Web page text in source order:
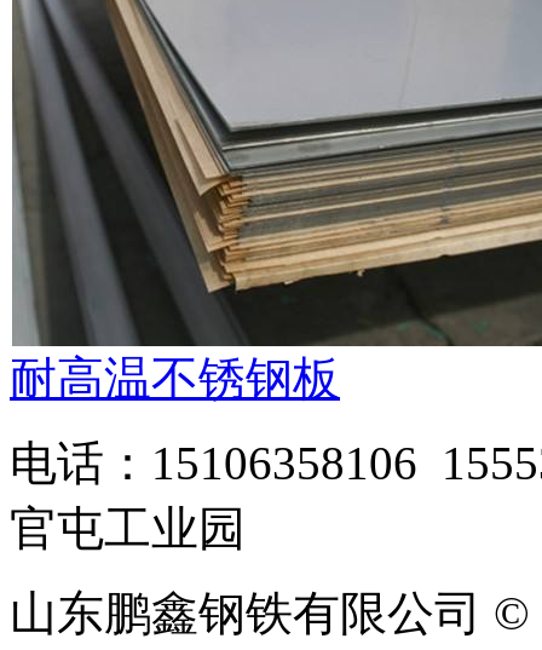
耐高温不锈钢板
电话：15106358106
官屯工业园
山东鹏鑫钢铁有限公司